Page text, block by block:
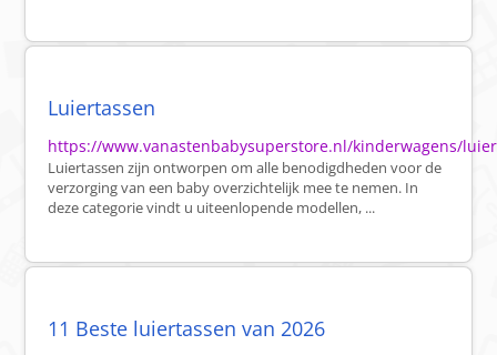
Luiertassen
https://www.vanastenbabysuperstore.nl/kinderwagens/
Luiertassen zijn ontworpen om alle benodigdheden voor de
verzorging van een baby overzichtelijk mee te nemen. In
deze categorie vindt u uiteenlopende modellen, ...
11 Beste luiertassen van 2026